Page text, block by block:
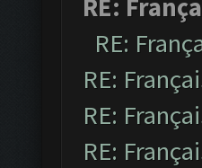
RE:
RE:
RE:
RE:
RE: